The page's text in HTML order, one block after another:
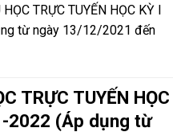
TRỰC TUYẾN HỌC KỲ I
từ ngày 13/12/2021 đến
TRỰC TUYẾN HỌC
2022 (Áp dụng từ